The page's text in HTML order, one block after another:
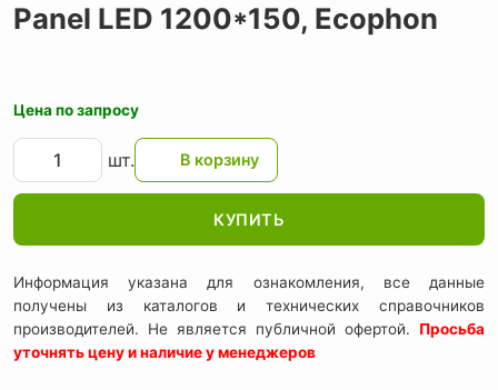
Panel LED 1200*150, Ecophon
Цена по запросу
шт.
КУПИТЬ
Информация указана для ознакомления, все данные
получены из каталогов и технических справочников
производителей. Не является публичной офертой. Просьба
уточнять цену и наличие у менеджеров